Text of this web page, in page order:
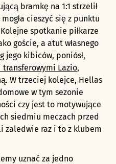
bramkę na 1:1 strzelił
cieszyć się z punktu
spotkanie piłkarze
goście, a atut własnego
jego kibiców, poniósł,
Lazio,
W trzeciej kolejce, Hellas
w tym sezonie
czy jest to motywujące
siedmiu meczach przed
zaledwie raz i to z klubem
uznać za jedno